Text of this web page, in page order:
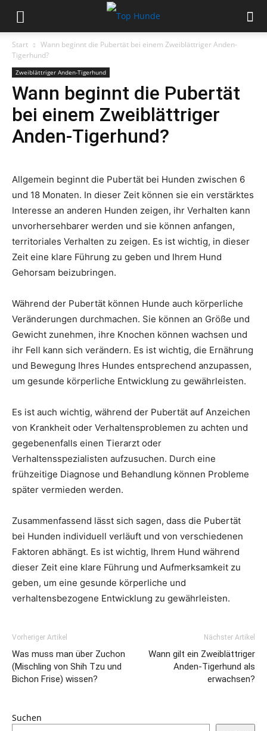
Start
Wann beginnt die Pubertät bei einem Zweiblättriger Anden-
Tigerhund?
Zweiblättriger Anden-Tigerhund
Wann beginnt die Pubertät
bei einem Zweiblättriger
Anden-Tigerhund?
Allgemein beginnt die Pubertät bei Hunden zwischen 6
und 18 Monaten. In dieser Zeit können sie ein verstärktes
Interesse an anderen Hunden zeigen, ihr Verhalten kann
unvorhersehbarer werden und sie können anfangen,
territoriales Verhalten zu zeigen. Es ist wichtig, in dieser
Zeit eine klare Führung zu geben und Ihrem Hund
Gehorsam beizubringen.
Während der Pubertät können Hunde auch körperliche
Veränderungen durchmachen. Sie können an Größe und
Gewicht zunehmen, ihre Knochen können wachsen und
ihr Fell kann sich verändern. Es ist wichtig, die Ernährung
und Bewegung Ihres Hundes entsprechend anzupassen,
um gesunde körperliche Entwicklung zu gewährleisten.
Es ist auch wichtig, während der Pubertät auf Anzeichen
von Krankheit oder Verhaltensproblemen zu achten und
gegebenenfalls einen Tierarzt oder
Verhaltensspezialisten aufzusuchen. Durch eine
frühzeitige Diagnose und Behandlung können Probleme
später vermieden werden.
Zusammenfassend lässt sich sagen, dass die Pubertät
bei Hunden individuell verläuft und von verschiedenen
Faktoren abhängt. Es ist wichtig, Ihrem Hund während
dieser Zeit eine klare Führung und Aufmerksamkeit zu
geben, um eine gesunde körperliche und
verhaltensbezogene Entwicklung zu gewährleisten.
Vorheriger Artikel
Was muss man über Zuchon
(Mischling von Shih Tzu und
Bichon Frise) wissen?
Nächster Artikel
Wann gilt ein Zweiblättriger
Anden-Tigerhund als
erwachsen?
Suchen